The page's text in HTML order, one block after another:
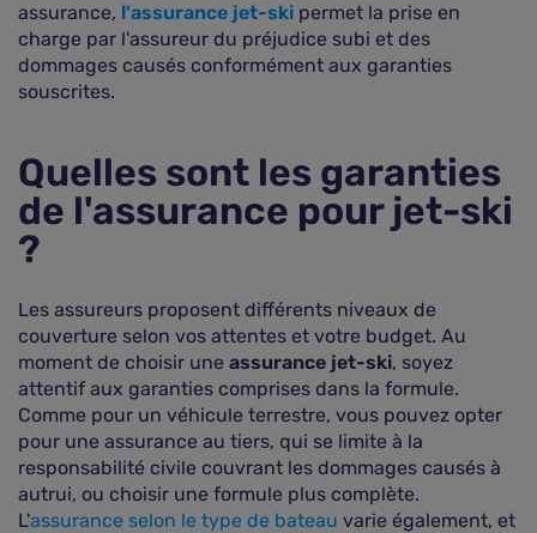
assurance, l'assurance jet-ski permet la prise en
charge par l'assureur du préjudice subi et des
dommages causés conformément aux garanties
souscrites.
Quelles sont les garanties
de l'assurance pour jet-ski
?
Les assureurs proposent différents niveaux de
couverture selon vos attentes et votre budget. Au
moment de choisir une assurance jet-ski, soyez
attentif aux garanties comprises dans la formule.
Comme pour un véhicule terrestre, vous pouvez opter
pour une assurance au tiers, qui se limite à la
responsabilité civile couvrant les dommages causés à
autrui, ou choisir une formule plus complète.
L'assurance selon le type de bateau varie également, et